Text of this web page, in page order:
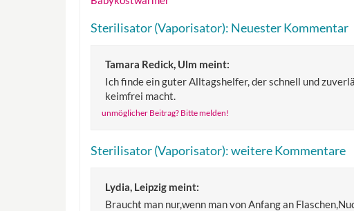
Sterilisator (Vaporisator): Neuester Kommentar
Tamara Redick, Ulm meint:
Ich finde ein guter Alltagshelfer, der schnell und
keimfrei macht.
unmöglicher Beitrag? Bitte melden!
Sterilisator (Vaporisator): weitere Kommentare
Lydia, Leipzigmeint:
Braucht man nur,wenn man von Anfang an